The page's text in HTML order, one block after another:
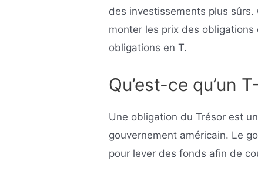
des investissements plus
monter les prix des
obligations en T.
Qu’est-ce qu’un
Une obligation du Trésor est
gouvernement américain. Le
pour lever des fonds afin de